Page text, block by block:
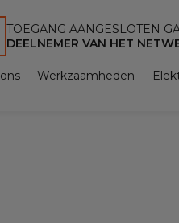
TOEGANG AANGESLOTEN
DEELNEMER VAN HET
Werkzaamheden